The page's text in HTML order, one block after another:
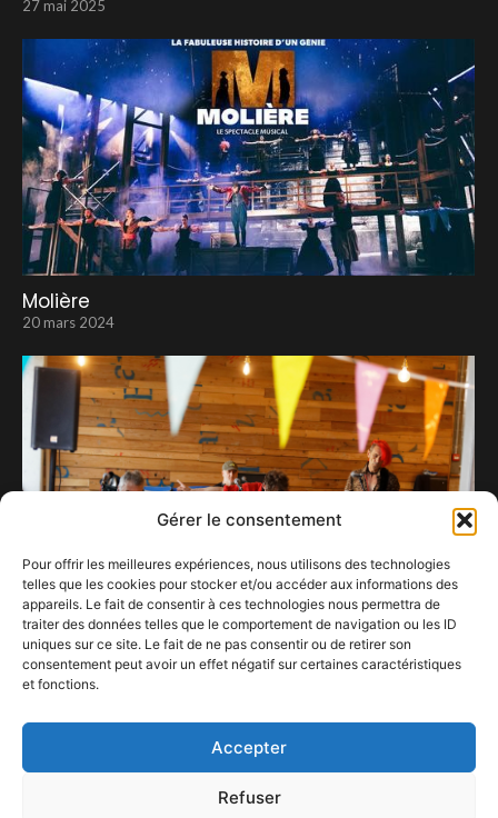
Gérer le consentement
Pour offrir les meilleures expériences, nous utilisons des technologies
telles que les cookies pour stocker et/ou accéder aux informations des
appareils. Le fait de consentir à ces technologies nous permettra de
traiter des données telles que le comportement de navigation ou les ID
uniques sur ce site. Le fait de ne pas consentir ou de retirer son
consentement peut avoir un effet négatif sur certaines caractéristiques
et fonctions.
Accepter
Refuser
27 mai 2025
Molière
20 mars 2024
Des Nervous Shakes bien sauvages ont fait
2 juillet 2023